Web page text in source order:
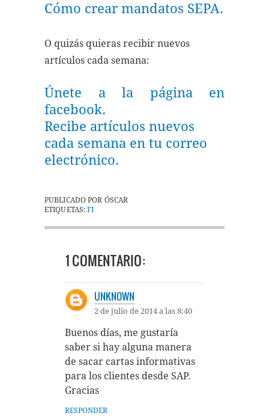
Cómo crear mandatos SEPA.
O quizás quieras recibir nuevos
artículos cada semana:
Únete a la página en
facebook.
Recibe artículos nuevos
cada semana en tu correo
electrónico.
PUBLICADO POR ÓSCAR
ETIQUETAS:FI
1 COMENTARIO:
UNKNOWN
2 de julio de 2014 a las 8:40
Buenos días, me gustaría
saber si hay alguna manera
de sacar cartas informativas
para los clientes desde SAP.
Gracias
RESPONDER